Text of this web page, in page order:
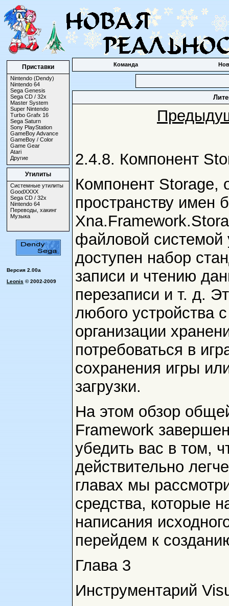
Приставки
Nintendo (Dendy)
Nintendo 64
Sega Genesis
Sega CD / 32x
Master System
Super Nintendo
Turbo Grafx 16
Sega Saturn
Sony PlayStation
GameBoy Advance
GameBoy / Color
Game Gear
Atari
Другие
Утилиты
Системные утилиты
GoodXXXX
Sega CD / 32x
Nintendo 64
Переводы, хакинг
Музыка
Версия 2.00a
Leonis© 2002-2009
Команда
2.4.8. Компонент
Компонент Storage,
пространству имен
файловой системой
доступен набор
записи и чтению
перезаписи и т. д.
любого устройства
организации
потребоваться в
сохранения игры
загрузки.
На этом обзор
Framework
убедить вас в том,
действительно
главах мы
средства, которые
написания
перейдем к
Глава 3
Инструментарий